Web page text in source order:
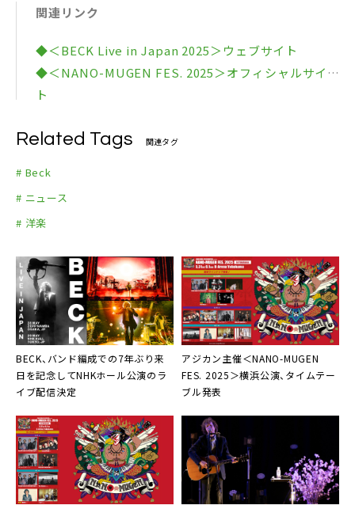
関連リンク
◆＜BECK Live in Japan 2025＞ウェブサイト
◆＜NANO-MUGEN FES. 2025＞オフィシャルサイ
ト
Related Tags 関連タグ
# Beck
# ニュース
# 洋楽
BECK、バンド編成での7年ぶり来
日を記念してNHKホール公演のラ
イブ配信決定
アジカン主催＜NANO-MUGEN
FES. 2025＞横浜公演、タイムテー
ブル発表